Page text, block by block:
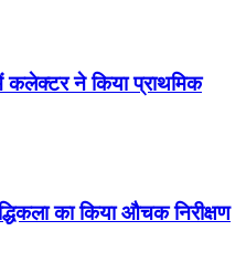
कलेक्टर ने किया प्राथमिक
का किया औचक निरीक्षण